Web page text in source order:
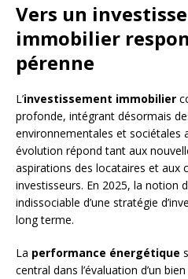
Vers un
immobilier
pérenne
L’investissement immobilier
profonde, intégrant désormais
environnementales et sociétales
évolution répond tant aux
aspirations des locataires et aux
investisseurs. En 2025, la notion
indissociable d’une stratégie
long terme.
La performance énergétique
central dans l’évaluation d’un